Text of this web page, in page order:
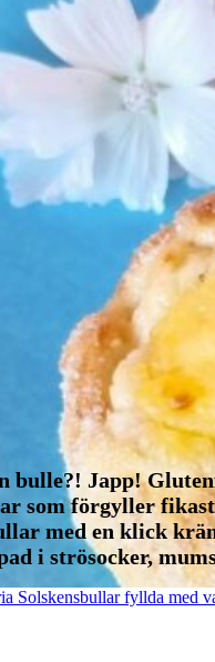
bulle?! Japp!
som förgyller
med en klick
i strösocker,